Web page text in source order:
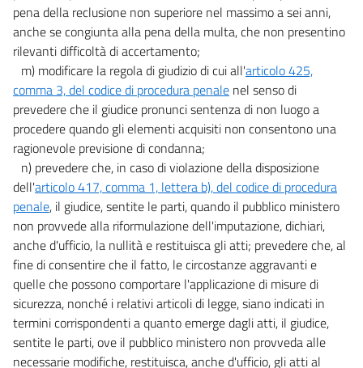
pena della reclusione non superiore nel massimo a sei anni,
anche se congiunta alla pena della multa, che non presentino
rilevanti difficoltà di accertamento;
m) modificare la regola di giudizio di cui all'articolo 425,
comma 3, del codice di procedura penale nel senso di
prevedere che il giudice pronunci sentenza di non luogo a
procedere quando gli elementi acquisiti non consentono una
ragionevole previsione di condanna;
n) prevedere che, in caso di violazione della disposizione
dell'articolo 417, comma 1, lettera b), del codice di procedura
penale, il giudice, sentite le parti, quando il pubblico ministero
non provvede alla riformulazione dell'imputazione, dichiari,
anche d'ufficio, la nullità e restituisca gli atti; prevedere che, al
fine di consentire che il fatto, le circostanze aggravanti e
quelle che possono comportare l'applicazione di misure di
sicurezza, nonché i relativi articoli di legge, siano indicati in
termini corrispondenti a quanto emerge dagli atti, il giudice,
sentite le parti, ove il pubblico ministero non provveda alle
necessarie modifiche, restituisca, anche d'ufficio, gli atti al